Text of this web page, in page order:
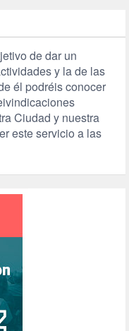
de dar un
y la de las
él podréis conocer
Ciudad y nuestra
este servicio a las